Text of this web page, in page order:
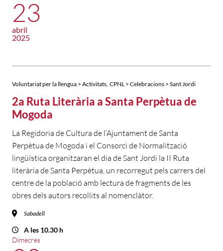
23
abril
2025
Voluntariat per la llengua > Activitats CPNL > Celebracions > Sant Jordi
2a Ruta Literària a Santa Perpètua de
Mogoda
La Regidoria de Cultura de l’Ajuntament de Santa
Perpètua de Mogoda i el Consorci de Normalització
lingüística organitzaran el dia de Sant Jordi la II Ruta
literària de Santa Perpètua, un recorregut pels carrers del
centre de la població amb lectura de fragments de les
obres dels autors recollits al nomenclàtor.
Sabadell
A les 10.30 h
Dimecres